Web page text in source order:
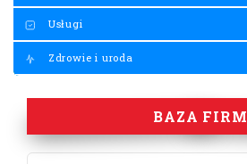
Usługi
Zdrowie i uroda
BAZA FIRM